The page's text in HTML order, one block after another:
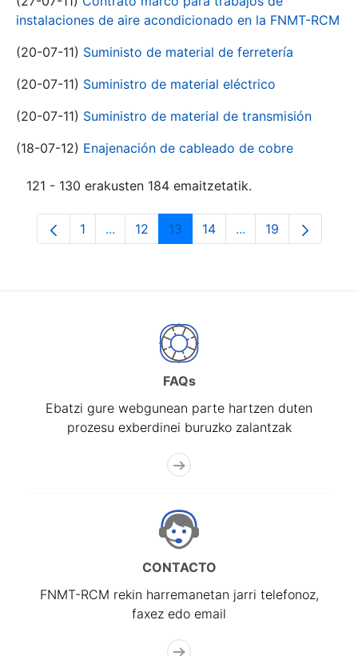
instalaciones de aire acondicionado en la FNMT-RCM
(20-07-11) Suministo de material de ferretería
(20-07-11) Suministro de material eléctrico
(20-07-11) Suministro de material de transmisión
(18-07-12) Enajenación de cableado de cobre
121 - 130 erakusten 184 emaitzetatik.
Orrialdea
1 ...Intermediate Pages Use TAB to navigate.
Orrialdea
12 Orrialdea
13 Orrialdea
14 ...Intermediate
Orrialdea
19
FAQs
Ebatzi gure webgunean parte hartzen duten
prozesu exberdinei buruzko zalantzak
CONTACTO
FNMT-RCM rekin harremanetan jarri telefonoz,
faxez edo email